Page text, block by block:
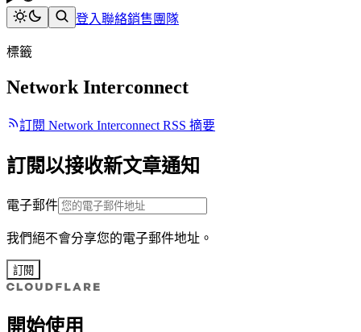
登入聯絡銷售團隊
標籤
Network Interconnect
訂閱 Network Interconnect RSS 摘要
訂閱以接收新文章通知
電子郵件
我們絕不會分享您的電子郵件地址。
訂閱
開始使用